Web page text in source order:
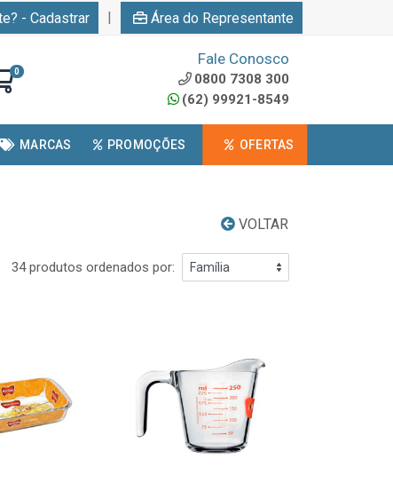
- Cadastrar | Área do Representante
0
Fale Conosco
0800 7308 300
(62) 99921-8549
MARCAS PROMOÇÕES OFERTAS
VOLTAR
34 produtos ordenados por: